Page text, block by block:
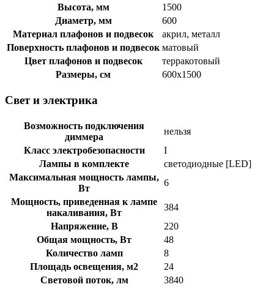
Высота, мм
1500
Диаметр, мм
600
Материал плафонов и подвесок
акрил, металл
Поверхность плафонов и подвесок матовый
Цвет плафонов и подвесок
терракотовый
Размеры, см
600x1500
Свет и электрика
Возможность подключения
диммера
нельзя
Класс электробезопасности
I
Лампы в комплекте
светодиодные [LED]
Максимальная мощность лампы,
Вт
6
Мощность, приведенная к лампе
накаливания, Вт
384
Напряжение, В
220
Общая мощность, Вт
48
Количество ламп
8
Площадь освещения, м2
24
Световой поток, лм
3840